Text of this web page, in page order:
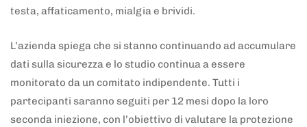
testa, affaticamento, mialgia e brividi.
L’azienda spiega che si stanno continuando ad accumulare
dati sulla sicurezza e lo studio continua a essere
monitorato da un comitato indipendente. Tutti i
partecipanti saranno seguiti per 12 mesi dopo la loro
seconda iniezione, con l’obiettivo di valutare la protezione